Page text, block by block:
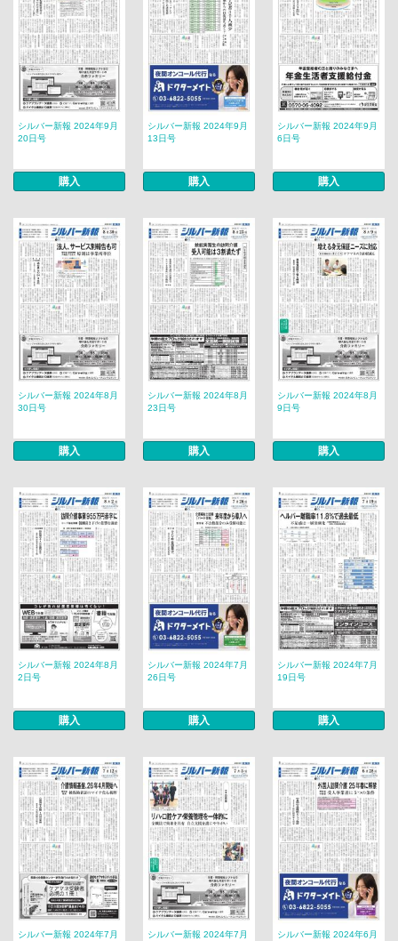
シルバー新報 2024年9月
20日号
購入
シルバー新報 2024年9月
13日号
購入
シルバー新報 2024年9月
6日号
購入
シルバー新報 2024年8月
30日号
購入
シルバー新報 2024年8月
23日号
購入
シルバー新報 2024年8月
9日号
購入
シルバー新報 2024年8月
2日号
購入
シルバー新報 2024年7月
26日号
購入
シルバー新報 2024年7月
19日号
購入
シルバー新報 2024年7月
シルバー新報 2024年7月
シルバー新報 2024年6月